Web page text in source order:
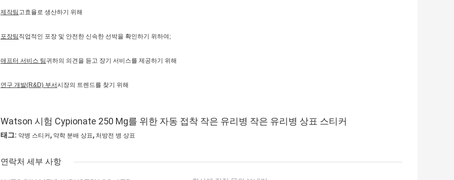
제작팀 고효율로 생산하기 위해
포장팀 직업적인 포장 및 안전한 신속한 선박을 확인하기 위하여;
애프터 서비스 팀귀하의 의견을 듣고 장기 서비스를 제공하기 위해
연구 개발(R&D) 부서시장의 트렌드를 찾기 위해
Watson 시험 Cypionate 250 Mg를 위한 자동 접착 작은 유리병 작은 유리병 상표 스티커
태그: 약병 스티커 , 약학 분배 상표, 처방전 병 상표
연락처 세부 사항